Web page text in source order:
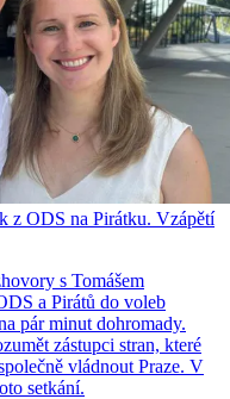
z ODS na Pirátku. Vzápětí
s Tomášem
a Pirátů do voleb
pár minut dohromady.
zástupci stran, které
vládnout Praze. V
setkání.